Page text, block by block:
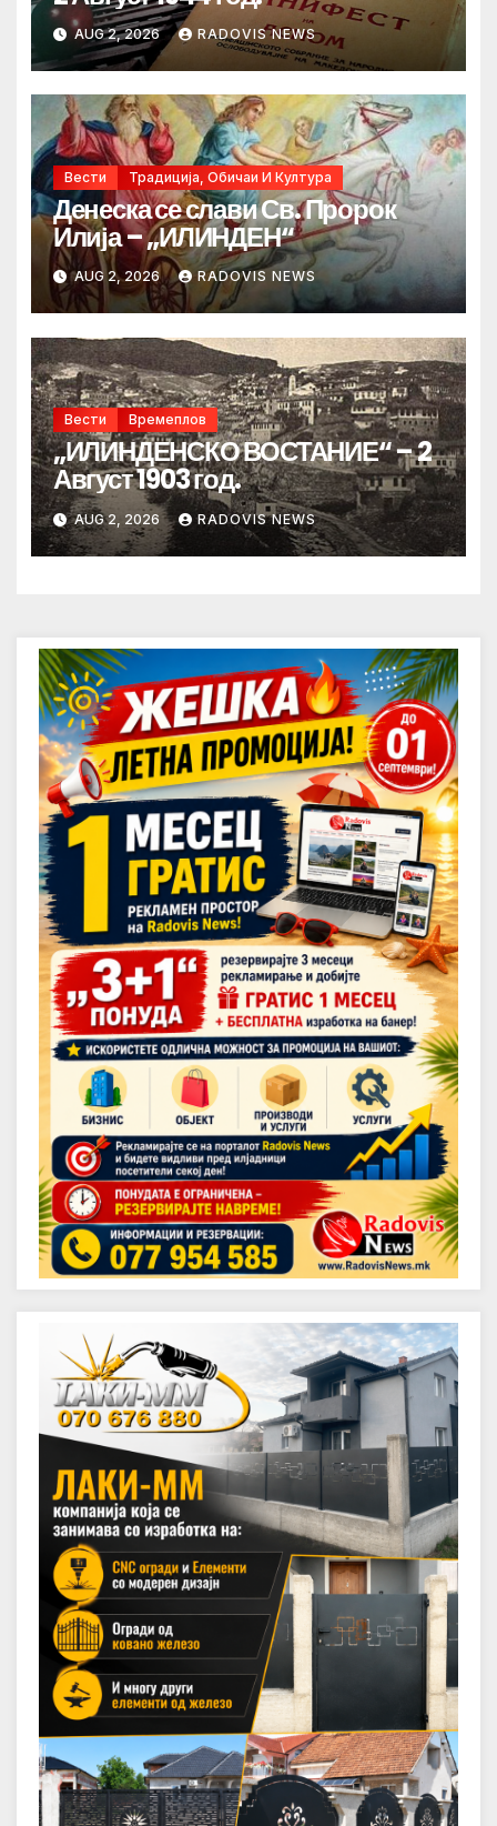
AUG 2, 2026 RADOVIS NEWS
Вести Традиција, Обичаи И Култура
Денеска се слави Св. Пророк
Илија – „ИЛИНДЕН“
AUG 2, 2026 RADOVIS NEWS
Вести Времеплов
„ИЛИНДЕНСКО ВОСТАНИЕ“ – 2
Август 1903 год.
AUG 2, 2026 RADOVIS NEWS